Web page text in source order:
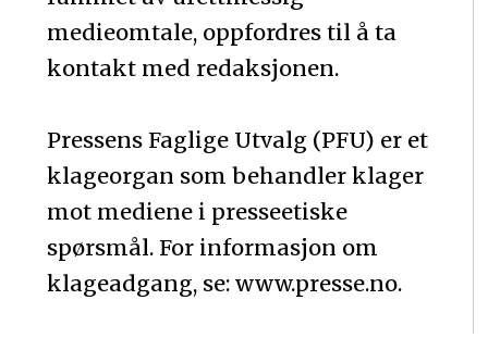
medieomtale, oppfordres til å ta
kontakt med redaksjonen.
Pressens Faglige Utvalg (PFU) er et
klageorgan som behandler klager
mot mediene i presseetiske
spørsmål. For informasjon om
klageadgang, se: www.presse.no.